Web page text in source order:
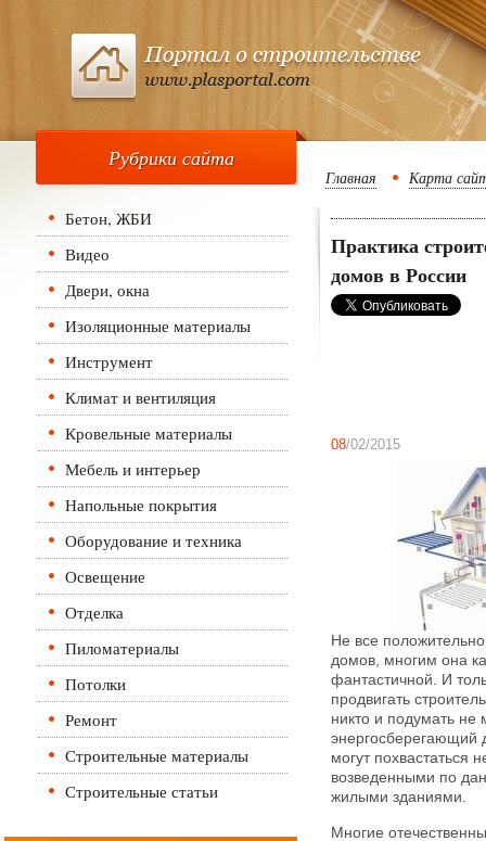
Рубрики сайта
Бетон, ЖБИ
Видео
Двери, окна
Изоляционные материалы
Инструмент
Климат и вентиляция
Кровельные материалы
Мебель и интерьер
Напольные покрытия
Оборудование и техника
Освещение
Отделка
Пиломатериалы
Потолки
Ремонт
Строительные материалы
Строительные статьи
Главная Карта
Практика
домов в России
08/02/2015
Не все
домов, многим она
фантастичной. И
продвигать
никто и подумать не
энергосберегающий
могут похвастаться
возведенными по
жилыми зданиями.
Многие